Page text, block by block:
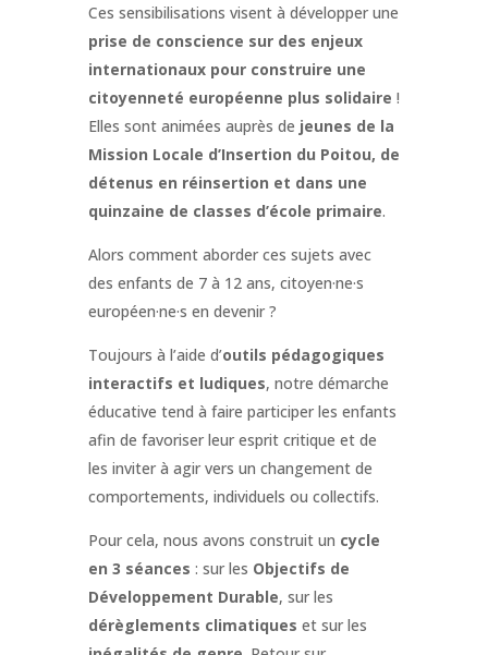
Ces sensibilisations visent à développer une
prise de conscience sur des enjeux
internationaux pour construire une
citoyenneté européenne plus solidaire !
Elles sont animées auprès de jeunes de la
Mission Locale d’Insertion du Poitou, de
détenus en réinsertion et dans une
quinzaine de classes d’école primaire.
Alors comment aborder ces sujets avec
des enfants de 7 à 12 ans, citoyen·ne·s
européen·ne·s en devenir ?
Toujours à l’aide d’outils pédagogiques
interactifs et ludiques, notre démarche
éducative tend à faire participer les enfants
afin de favoriser leur esprit critique et de
les inviter à agir vers un changement de
comportements, individuels ou collectifs.
Pour cela, nous avons construit un cycle
en 3 séances : sur les Objectifs de
Développement Durable, sur les
dérèglements climatiques et sur les